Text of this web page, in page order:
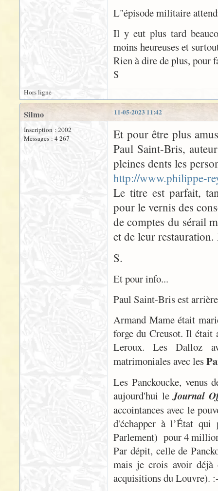
L"épisode militaire
Il y eut plus tard
moins heureuses et
Rien à dire de plus, pour
S
Hors ligne
11-05-2023 11:42
Silmo
Inscription : 2002
Messages : 4 267
Et pour être plus
Paul Saint-Bris,
pleines dents les
http://www.philippe-
Le titre est parfait,
pour le vernis des
de comptes du sérail
et de leur
S.
Et pour info...
Paul Saint-Bris est
Armand Mame était
forge du Creusot. Il
Leroux. Les Dalloz
matrimoniales avec les
Les Panckoucke, venus
aujourd'hui leJournal
accointances avec le
d'échapper à l’État
Parlement) pour 4
Par dépit, celle de
mais je crois avoir déjà
acquisitions du Louvre).